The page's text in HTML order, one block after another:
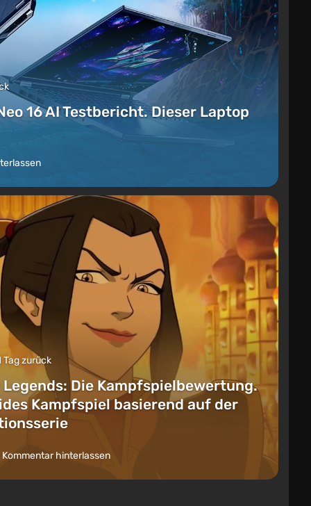
16 AI Testbericht. Dieser Laptop
Tag zurück
Die Kampfspielbewertung.
Kampfspiel basierend auf der
hinterlassen